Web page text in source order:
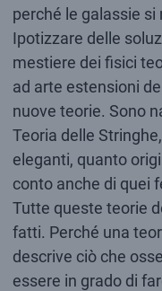
perché le galassie
Ipotizzare delle
mestiere dei fisici
ad arte estensioni
nuove teorie. Sono
Teoria delle
eleganti, quanto
conto anche di quei
Tutte queste teorie
fatti. Perché una
descrive ciò che
essere in grado di